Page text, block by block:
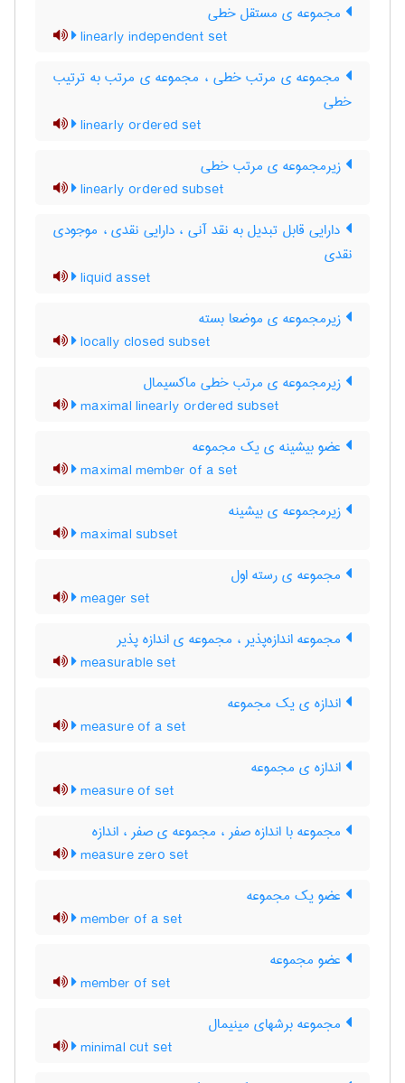
مجموعه ی مستقل خطی
linearly independent set
مجموعه ی مرتب خطی ، مجموعه ی مرتب به ترتیب
خطی
linearly ordered set
زیرمجموعه ی مرتب خطی
linearly ordered subset
دارایی قابل تبدیل به نقد آنی ، دارایی نقدی ، موجودی
نقدی
liquid asset
زیرمجموعه ی موضعا بسته
locally closed subset
زیرمجموعه ی مرتب خطی ماکسیمال
maximal linearly ordered subset
عضو بیشینه ی یک مجموعه
maximal member of a set
زیرمجموعه ی بیشینه
maximal subset
مجموعه ی رسته اول
meager set
مجموعه اندازه‌پذیر ، مجموعه ی اندازه پذیر
measurable set
اندازه ی یک مجموعه
measure of a set
اندازه ی مجموعه
measure of set
مجموعه با اندازه صفر ، مجموعه ی صفر ، اندازه
measure zero set
عضو یک مجموعه
member of a set
عضو مجموعه
member of set
مجموعه برشهای مینیمال
minimal cut set